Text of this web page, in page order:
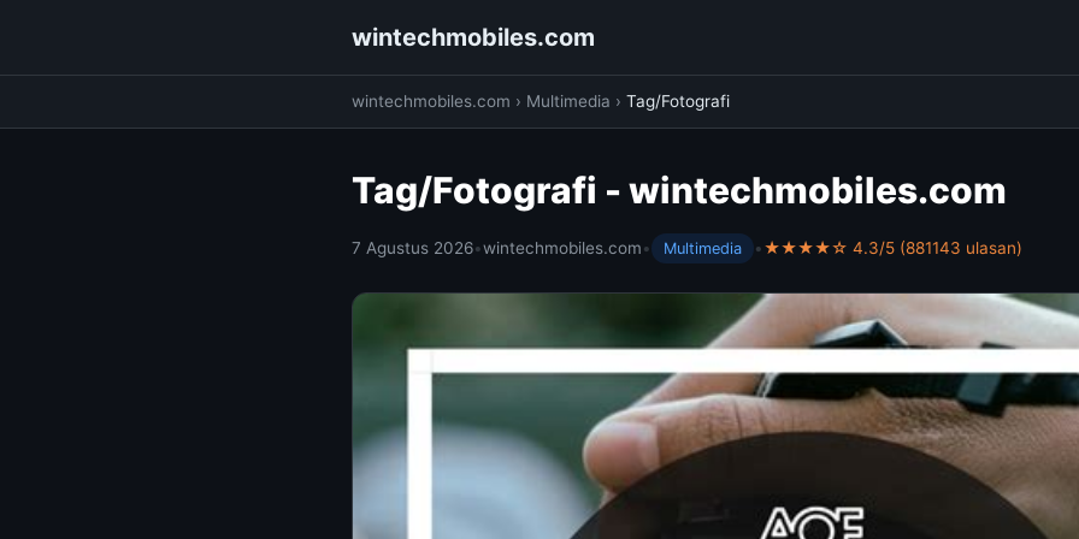
wintechmobiles.com
wintechmobiles.com › Multimedia › Tag/Fotografi
Tag/Fotografi - wintechmobiles.com
7 Agustus 2026•wintechmobiles.com• Multimedia •★★★★☆ 4.3/5 (881143 ulasan)